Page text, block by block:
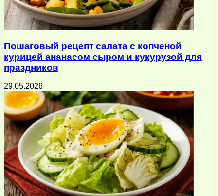
Пошаговый рецепт салата с копченой
курицей ананасом сыром и кукурузой для
праздников
29.05.2026